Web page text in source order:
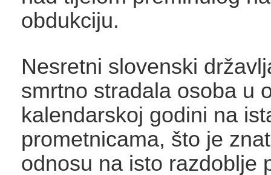
obdukciju.
Nesretni slovenski
smrtno stradala osoba u
kalendarskoj godini na
prometnicama, što je
odnosu na isto razdoblje